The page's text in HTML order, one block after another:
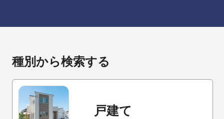
種別から検索する
戸建て